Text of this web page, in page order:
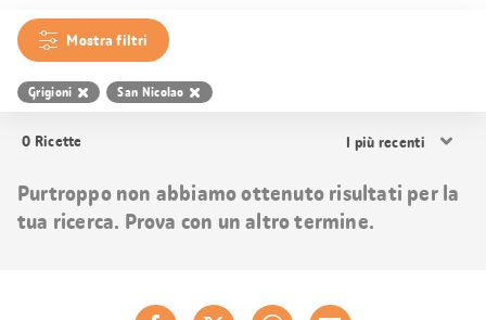
Mostra filtri
Grigioni San Nicolao
0 Ricette
i
Purtroppo non abbiamo ottenuto risultati per la
tua ricerca. Prova con un altro termine.